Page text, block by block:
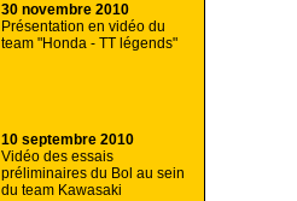
30 novembre 2010
Présentation en vidéo du
team "Honda - TT légends"
10 septembre 2010
Vidéo des essais
préliminaires du Bol au sein
du team Kawasaki